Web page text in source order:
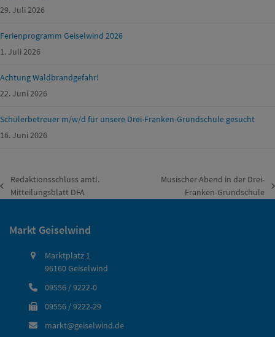
29. Juli 2026
Ferienprogramm Geiselwind 2026
1. Juli 2026
Achtung Waldbrandgefahr!
22. Juni 2026
Schülerbetreuer m/w/d für unsere Drei-Franken-Grundschule gesucht
16. Juni 2026
vorheriger
Redaktionsschluss amtl.
Mitteilungsblatt DFA
Musischer Abend in der Drei-
Franken-Grundschule
Markt Geiselwind
Marktplatz 1
96160 Geiselwind
09556 / 9222-0
09556 / 9222-29
markt@geiselwind.de